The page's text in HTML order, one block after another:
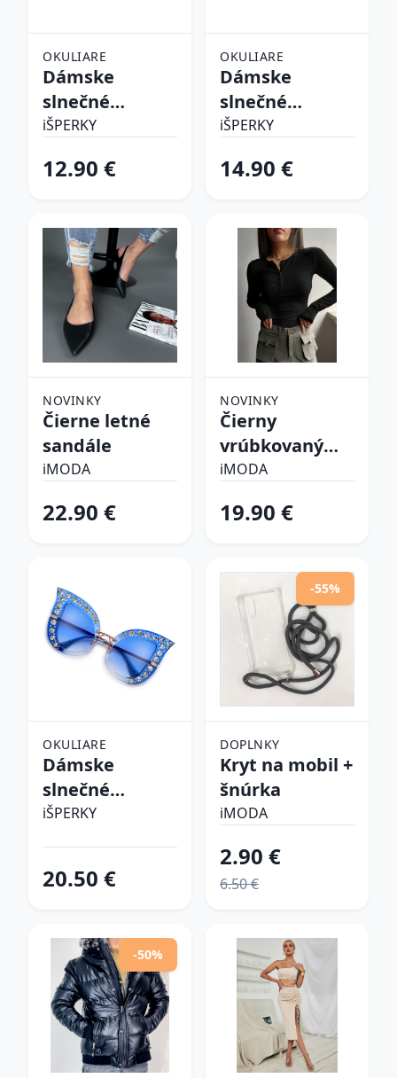
OKULIARE
Dámske
slnečné
okuliare
iŠPERKY
12.90 €
OKULIARE
Dámske
slnečné
okuliare
iŠPERKY
14.90 €
NOVINKY
Čierne letné
sandále
iMODA
22.90 €
NOVINKY
Čierny
vrúbkovaný
top
iMODA
19.90 €
OKULIARE
Dámske
slnečné
okuliare
iŠPERKY
20.50 €
-55%
DOPLNKY
Kryt na mobil +
šnúrka
iMODA
2.90 €
6.50 €
-50%